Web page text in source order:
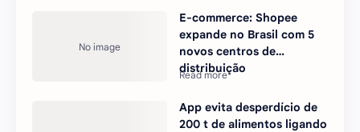
E-commerce: Shopee
expande no Brasil com 5
novos centros de
distribuição
App evita desperdício de
200 t de alimentos ligando